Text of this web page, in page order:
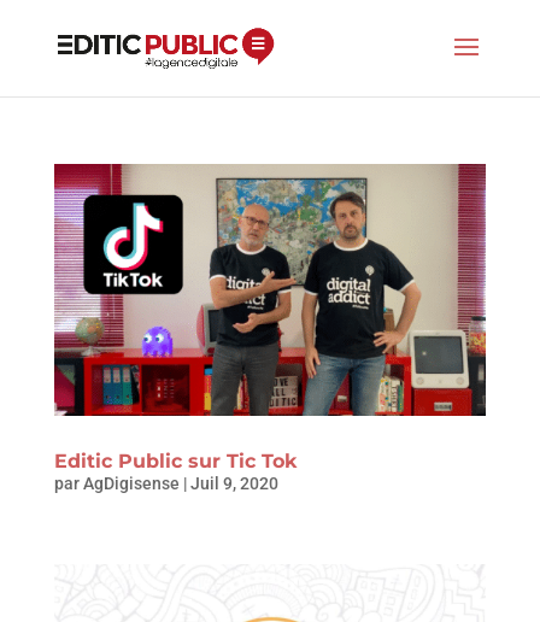
Editic Public sur Tic Tok
parAgDigisense |Juil 9, 2020